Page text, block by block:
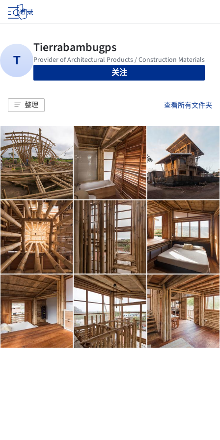
登录
关注
整理 查看所有文件夹